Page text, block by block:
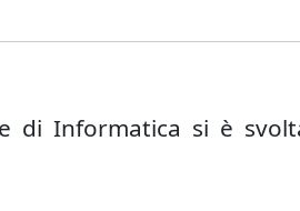
di Informatica si è